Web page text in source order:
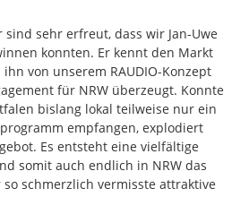
sind sehr erfreut, dass wir Jan-Uwe
konnten. Er kennt den Markt
von unserem RAUDIO-Konzept
für NRW überzeugt. Konnte
bislang lokal teilweise nur ein
empfangen, explodiert
Es entsteht eine vielfältige
somit auch endlich in NRW das
schmerzlich vermisste attraktive